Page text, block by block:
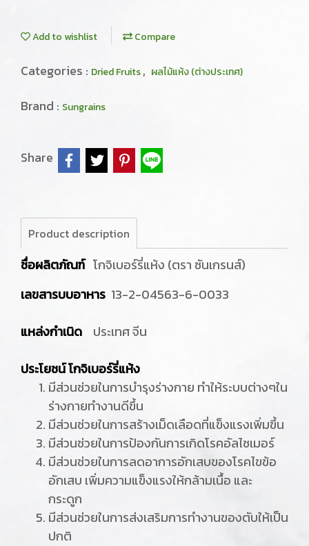
Add to wishlist Compare
Categories : Dried Fruits, ผลไม้แห้ง (ต่างประเทศ)
Brand : Sungrains
Share
Product description
ชื่อผลิตภัณฑ์ โกจิเบอร์รี่แห้ง (ตรา ซันเกรนส์)
เลขสารบบอาหาร 13-2-04563-6-0033
แหล่งกำเนิด ประเทศ จีน
ประโยชน์ โกจิเบอร์รี่แห้ง
มีส่วนช่วยในการบำรุงร่างกาย ทำให้ระบบต่างๆใน
ร่างกายทำงานดีขึ้น
มีส่วนช่วยในการสร้างเม็ดเลือดที่แข็งแรงเพิ่มขึ้น
มีส่วนช่วยในการป้องกันการเกิดโรคอัลไซเมอร์
มีส่วนช่วยในการลดอาการอักเสบของโรคไขข้อ
อักเสบ เพิ่มความแข็งแรงให้กล้ามเนื้อ และ
กระดูก
มีส่วนช่วยในการส่งเสริมการทำงานของตับให้เป็น
ปกติ